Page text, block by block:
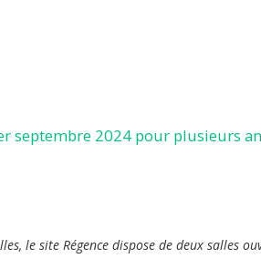
septembre 2024 pour plusieurs
le site Régence dispose de deux salles